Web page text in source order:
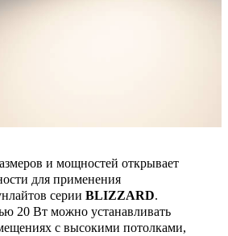
и мощностей открывает
для применения
серии BLIZZARD.
20 Вт можно устанавливать
с высокими потолками,